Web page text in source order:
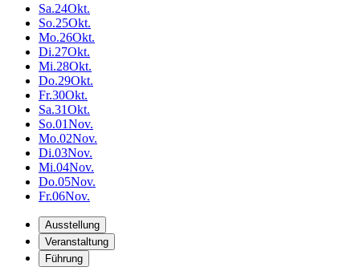
Sa.24Okt.
So.25Okt.
Mo.26Okt.
Di.27Okt.
Mi.28Okt.
Do.29Okt.
Fr.30Okt.
Sa.31Okt.
So.01Nov.
Mo.02Nov.
Di.03Nov.
Mi.04Nov.
Do.05Nov.
Fr.06Nov.
Ausstellung
Veranstaltung
Führung